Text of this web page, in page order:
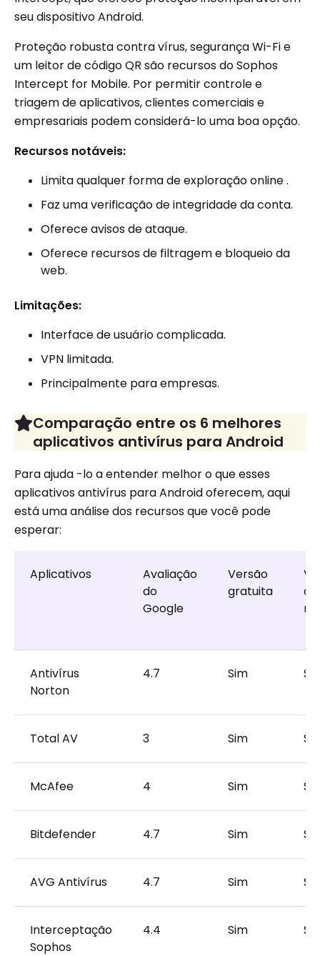
seu dispositivo Android.
Proteção robusta contra vírus, segurança Wi-Fi e
um leitor de código QR são recursos do Sophos
Intercept for Mobile. Por permitir controle e
triagem de aplicativos, clientes comerciais e
empresariais podem considerá-lo uma boa opção.
Recursos notáveis:
Limita qualquer forma de exploração online .
Faz uma verificação de integridade da conta.
Oferece avisos de ataque.
Oferece recursos de filtragem e bloqueio da
web.
Limitações:
Interface de usuário complicada.
VPN limitada.
Principalmente para empresas.
Comparação entre os 6 melhores
aplicativos antivírus para Android
Para ajuda -lo a entender melhor o que esses
aplicativos antivírus para Android oferecem, aqui
está uma análise dos recursos que você pode
esperar:
Aplicativos
Avaliação
do
Google
Versão
gratuita
de
Antivírus
Norton
4.7 Sim
Total AV 3 Sim
McAfee 4 Sim
Bitdefender 4.7 Sim
AVG Antivírus 4.7 Sim
Interceptação
Sophos
4.4 Sim